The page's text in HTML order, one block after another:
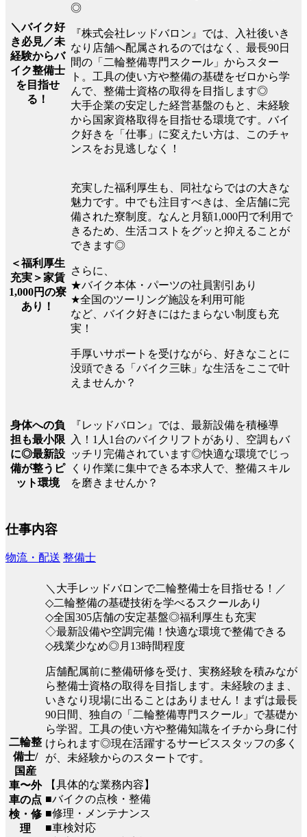
＼バイク好
き必見／未
経験からバ
イク整備士
を目指せ
る！
◎
『株式会社レッドバロン』では、入社後いき
なり店舗へ配属されるのではなく、最長90日
間の「二輪整備専門スクール」からスター
ト。工具の使い方や整備の基礎をゼロから学
んで、整備士資格の取得を目指します◎
大手企業の安定した経営基盤のもと、未経験
から国家資格取得を目指せる環境です。バイ
ク好きを「仕事」に変えたい方は、このチャ
ンスをお見逃しなく！
＜福利厚生
充実＞家賃
1,000円の寮
あり！
充実した福利厚生も、同社ならではの大きな
魅力です。中でも注目すべきは、全店舗に完
備された寮制度。なんと月額1,000円で利用で
きるため、生活コストをグッと抑えることが
できます◎
さらに、
★バイク本体・パーツの社員割引あり
★全国のツーリング施設を利用可能
など、バイク好きにはたまらない制度も充
実！
手厚いサポートを受けながら、好きなことに
没頭できる「バイク三昧」な生活をここで叶
えませんか？
身体への負
担も最小限
に◎最新設
備が整うピ
ット環境
『レッドバロン』では、最新設備を積極導
入！1人1台のバイクリフトがあり、空調もバ
ッチリ完備されています◎快適な環境でじっ
くり作業に集中できる本求人で、整備スキル
を磨きませんか？
仕事内容
物流・配送 整備士
二輪整
備士/
国産
車〜外
車の点
検・修
理
＼大手レッドバロンで二輪整備士を目指せる！／
◇二輪整備の基礎技術を学べるスクールあり
◇全国305店舗の安定基盤◎福利厚生も充実
◇最新設備や空調完備！快適な環境で整備できる
◇残業少なめ◎月13時間程度
店舗配属前に整備研修を受け、実務経験を積みなが
ら整備士資格の取得を目指します。未経験のまま、
いきなり現場に出ることはありません！まずは最長
90日間、独自の「二輪整備専門スクール」で基礎か
ら学習。工具の使い方や整備知識をイチから身に付
けられます◎現在活躍するサービススタッフの多く
が、未経験からのスタートです。
【具体的な業務内容】
■バイクの点検・整備
■修理・メンテナンス
■車検対応